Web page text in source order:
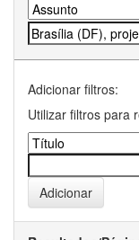
Adicionar filtros:
Utilizar filtros para